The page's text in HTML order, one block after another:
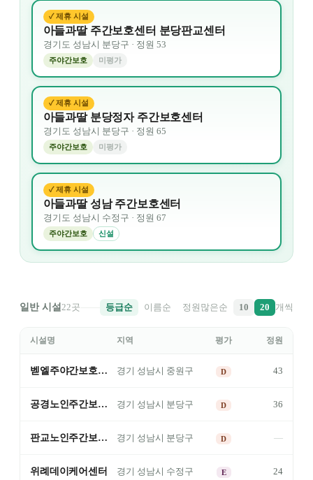
✓ 제휴 시설
아들과딸 주간보호센터 분당판교센터
경기도 성남시 분당구 · 정원 53
주야간보호 미평가
✓ 제휴 시설
아들과딸 분당정자 주간보호센터
경기도 성남시 분당구 · 정원 65
주야간보호 미평가
✓ 제휴 시설
아들과딸 성남 주간보호센터
경기도 성남시 수정구 · 정원 67
주야간보호 신설
일반 시설22곳 등급순 이름순 정원많은순 10 20 개씩
시설명 지역 평가 정원
벧엘주야간보호센터 경기 성남시 중원구 D 43
공경노인주간보호센터 경기 성남시 분당구 D 36
판교노인주간보호센터 경기 성남시 분당구 D —
위례데이케어센터 경기 성남시 수정구 E 24